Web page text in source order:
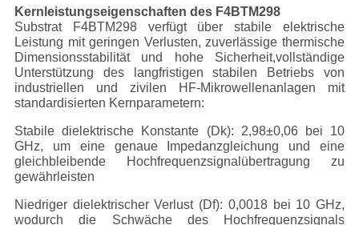
Kernleistungseigenschaften des F4BTM298
Substrat F4BTM298 verfügt über stabile elektrische
Leistung mit geringen Verlusten, zuverlässige thermische
Dimensionsstabilität und hohe Sicherheit,vollständige
Unterstützung des langfristigen stabilen Betriebs von
industriellen und zivilen HF-Mikrowellenanlagen mit
standardisierten Kernparametern:
Stabile dielektrische Konstante (Dk): 2,98±0,06 bei 10
GHz, um eine genaue Impedanzgleichung und eine
gleichbleibende Hochfrequenzsignalübertragung zu
gewährleisten
Niedriger dielektrischer Verlust (Df): 0,0018 bei 10 GHz,
wodurch die Schwäche des Hochfrequenzsignals